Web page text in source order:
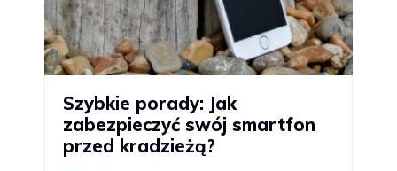
Szybkie porady: Jak
zabezpieczyć swój smartfon
przed kradzieżą?